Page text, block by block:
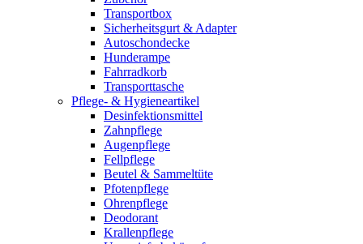
Transportbox
Sicherheitsgurt & Adapter
Autoschondecke
Hunderampe
Fahrradkorb
Transporttasche
Pflege- & Hygieneartikel
Desinfektionsmittel
Zahnpflege
Augenpflege
Fellpflege
Beutel & Sammeltüte
Pfotenpflege
Ohrenpflege
Deodorant
Krallenpflege